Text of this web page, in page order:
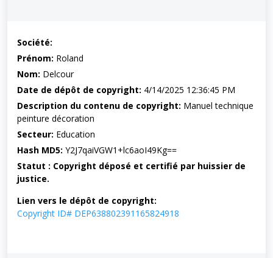
Société:
Prénom: Roland
Nom: Delcour
Date de dépôt de copyright: 4/14/2025 12:36:45 PM
Description du contenu de copyright: Manuel technique
peinture décoration
Secteur: Education
Hash MD5: Y2J7qaiVGW1+lc6aoI49Kg==
Statut : Copyright déposé et certifié par huissier de
justice.
Lien vers le dépôt de copyright:
Copyright ID# DEP638802391165824918